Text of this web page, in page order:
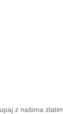
z našima